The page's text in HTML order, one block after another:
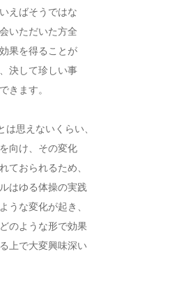
えばそうではな
いただいた方全
果を得ることが
決して珍しい事
きます。
思えないくらい、
向け、その変化
ておられるため、
はゆる体操の実践
うな変化が起き、
のような形で効果
上で大変興味深い